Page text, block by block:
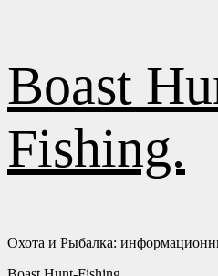
содержимому
Boast
Fishing.
Охота и Рыбалка:
Основное